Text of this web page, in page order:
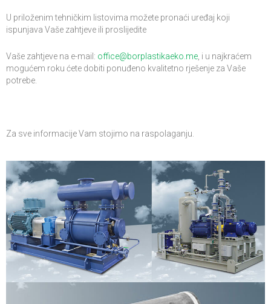
U priloženim tehničkim listovima možete pronaći uređaj koji
ispunjava Vaše zahtjeve ili proslijedite
Vaše zahtjeve na e-mail: office@borplastikaeko.me , i u najkraćem
mogućem roku ćete dobiti ponuđeno kvalitetno rješenje za Vaše
potrebe.
Za sve informacije Vam stojimo na raspolaganju.